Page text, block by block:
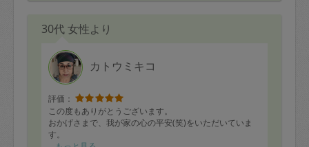
30代 女性より
カトウミキコ
評価：
この度もありがとうございます。
おかげさまで、我が家の心の平安(笑)をいただいていま
す。